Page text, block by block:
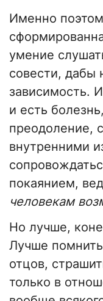
Именно
умение
совести, дабы
зависимость.
и есть
преодоление,
внутренними
покаянием,
человекам
Но лучше,
Лучше
отцов,
только в